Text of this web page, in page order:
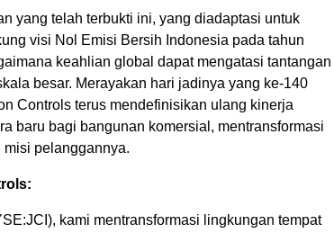
yang telah terbukti ini, yang diadaptasi untuk
visi Nol Emisi Bersih Indonesia pada tahun
keahlian global dapat mengatasi tantangan
besar. Merayakan hari jadinya yang ke-140
Controls terus mendefinisikan ulang kinerja
baru bagi bangunan komersial, mentransformasi
pelanggannya.
kami mentransformasi lingkungan tempat